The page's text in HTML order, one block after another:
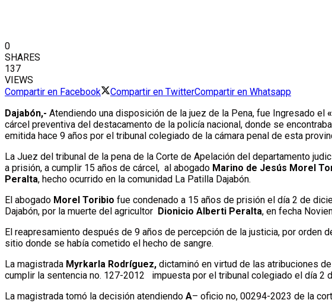
0
SHARES
137
VIEWS
Compartir en Facebook
Compartir en TwitterCompartir en Whatsapp
Dajabón,- Atendiendo una disposición de la juez de la Pena, fue Ingresado el
cárcel preventiva del destacamento de la policía nacional, donde se
emitida hace 9 años por el tribunal colegiado de la cámara penal de esta
La Juez del tribunal de la pena de la Corte de Apelación del departamento
a prisión, a cumplir 15 años de cárcel, al abogado Marino de Jesús Morel
Peralta, hecho ocurrido en la comunidad La Patilla Dajabón.
El abogado Morel Toribio fue condenado a 15 años de prisión el día 2 de
Dajabón, por la muerte del agricultor Dionicio Alberti Peralta, en fecha
El reapresamiento después de 9 años de percepción de la justicia, por orden
sitio donde se había cometido el hecho de sangre.
La magistrada Myrkarla Rodríguez, dictaminó en virtud de las atribuciones
cumplir la sentencia no. 127-2012 impuesta por el tribunal colegiado el día 2
La magistrada tomó la decisión atendiendo A– oficio no, 00294-2023 de la